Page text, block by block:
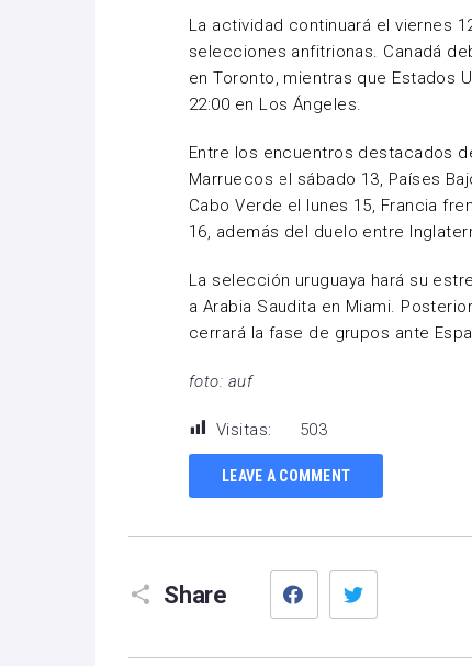
La actividad continuará el viernes
selecciones anfitrionas. Canadá
en Toronto, mientras que Estados
22:00 en Los Ángeles.
Entre los encuentros destacados
Marruecos el sábado 13, Países
Cabo Verde el lunes 15, Francia
16, además del duelo entre
La selección uruguaya hará su
a Arabia Saudita en Miami.
cerrará la fase de grupos ante
foto: auf
Visitas: 503
LEAVE A COMMENT
Share
Facebook